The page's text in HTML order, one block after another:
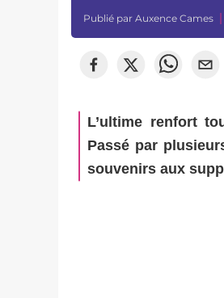
Publié parAuxence Cames
L’ultime renfort
Passé par
souvenirs aux